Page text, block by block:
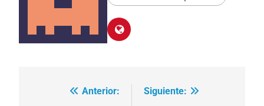
Navegación
Anterior:
Siguiente: